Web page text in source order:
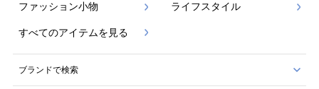
ファッション小物 ライフスタイル
すべてのアイテムを見る
ブランドで検索